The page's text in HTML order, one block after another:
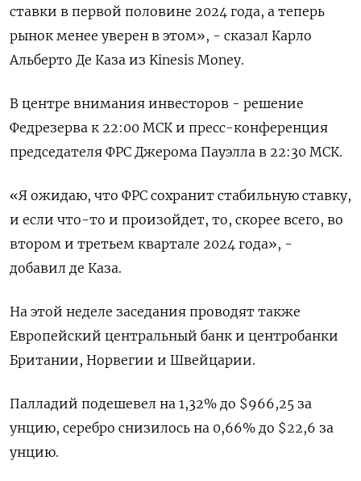
ставки в первой половине 2024 года, а теперь
рынок менее уверен в этом», - сказал Карло
Альберто Де Каза из Kinesis Money.
В центре внимания инвесторов - решение
Федрезерва к 22:00 МСК и пресс-конференция
председателя ФРС Джерома Пауэлла в 22:30 МСК.
«Я ожидаю, что ФРС сохранит стабильную ставку,
и если что-то и произойдет, то, скорее всего, во
втором и третьем квартале 2024 года», -
добавил де Каза.
На этой неделе заседания проводят также
Европейский центральный банк и центробанки
Британии, Норвегии и Швейцарии.
Палладий подешевел на 1,32% до $966,25​​ за
унцию, серебро снизилось на 0,66% до $22,6​ за
унцию.